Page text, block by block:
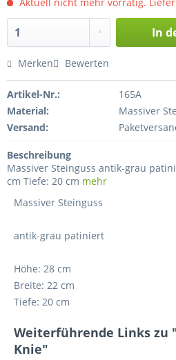
In
Merken Bewerten
Artikel-Nr.:
165A
Material:
Massiver
Versand:
Beschreibung
Massiver Steinguss antik-grau
cm Tiefe: 20 cm mehr
Massiver Steinguss
antik-grau patiniert
Höhe: 28 cm
Breite: 22 cm
Tiefe: 20 cm
Weiterführende Links zu
Knie"